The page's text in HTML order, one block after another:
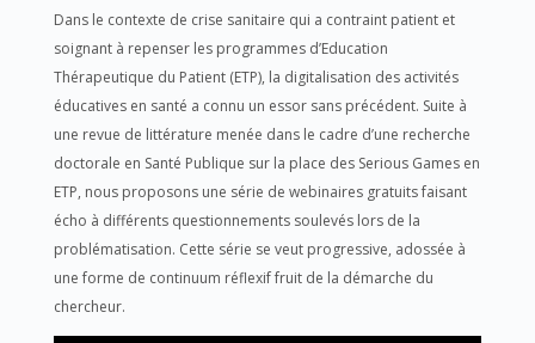
Dans le contexte de crise sanitaire qui a contraint patient et
soignant à repenser les programmes d’Education
Thérapeutique du Patient (ETP), la digitalisation des activités
éducatives en santé a connu un essor sans précédent. Suite à
une revue de littérature menée dans le cadre d’une recherche
doctorale en Santé Publique sur la place des Serious Games en
ETP, nous proposons une série de webinaires gratuits faisant
écho à différents questionnements soulevés lors de la
problématisation. Cette série se veut progressive, adossée à
une forme de continuum réflexif fruit de la démarche du
chercheur.